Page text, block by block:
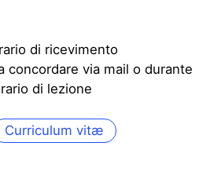
di ricevimento
concordare via mail o durante
di lezione
Curriculum vitæ